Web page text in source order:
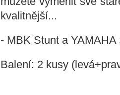
kvalitnější...
- MBK Stunt a YAMAHA
Balení: 2 kusy